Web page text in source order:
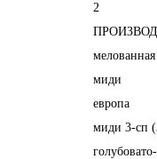
2
миди
европа
миди 3-сп